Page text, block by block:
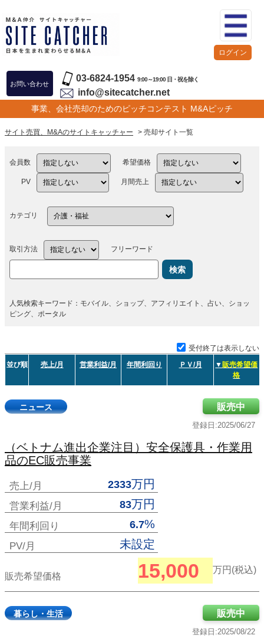
お問い合わせ
03-6824-1954 9:00～19:00 日・祝を除く
info@sitecatcher.net
事業、会社売却のためのピッチコンテスト M&Aピッチ
ログイン
サイト売買、M&Aのサイトキャッチャー > 売却サイト一覧
会員数 希望価格
PV 月間売上
カテゴリ
取引方法 フリーワード
検索
人気検索キーワード：モバイル、ショップ、アフィリエイト、占い、ショッ
ピング、ポータル
受付終了は表示しない
並び順
売上/月 営業利益/月 年間利回り ＰＶ/月 ▼販売希望価
格
ニュース
登録日:2025/06/27
販売中
（ベトナム進出企業注目）安全保護具・作業用
品のEC販売事業
売上/月 2333万円
営業利益/月 83万円
年間利回り 6.7%
PV/月 未設定
販売希望価格 15,000 万円(税込)
暮らし・生活
登録日:2025/08/22
販売中